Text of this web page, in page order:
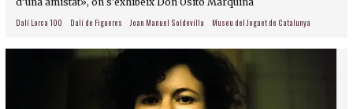
Dalí Lorca 100 Dalí de Figueres Joan Manuel Soldevilla Museu del Joguet de Catalunya